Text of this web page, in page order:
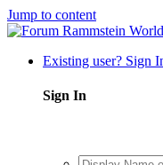
Jump to content
Existing user? Sign
Sign In